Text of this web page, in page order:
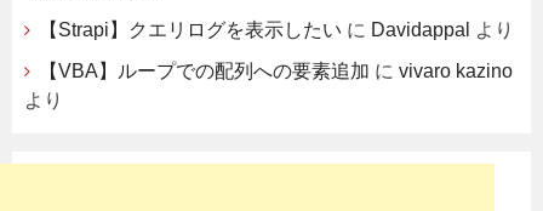
【Strapi】クエリログを表示したい に Davidappal
より
【VBA】ループでの配列への要素追加 に vivaro kazino
より